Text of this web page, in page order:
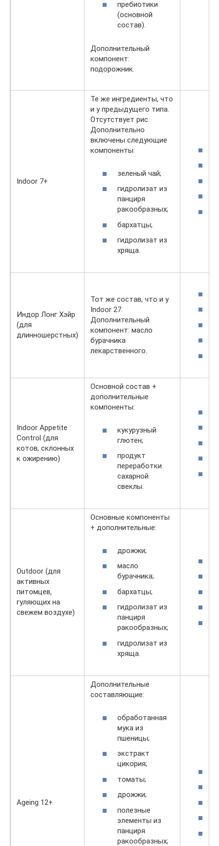
пребиотики
(основной
состав).
Дополнительный
компонент:
подорожник.
Indoor 7+
Те же ингредиенты, что
и у предыдущего типа.
Отсутствует рис.
Дополнительно
включены следующие
компоненты:
зеленый чай;
гидролизат из
панциря
ракообразных;
бархатцы;
гидролизат из
хряща.
Индор Лонг Хэйр
(для
длинношерстных)
Тот же состав, что и у
Indoor 27.
Дополнительный
компонент: масло
бурачника
лекарственного.
Indoor Appetite
Control (для
котов, склонных
к ожирению)
Основной состав +
дополнительные
компоненты:
кукурузный
глютен;
продукт
переработки
сахарной
свеклы.
Outdoor (для
активных
питомцев,
гуляющих на
свежем воздухе)
Основные компоненты
+ дополнительные:
дрожжи;
масло
бурачника;
бархатцы;
гидролизат из
панциря
ракообразных;
гидролизат из
хряща.
Ageing 12+
Дополнительные
составляющие:
обработанная
мука из
пшеницы;
экстракт
цикория;
томаты;
дрожжи;
полезные
элементы из
панциря
ракообразных;